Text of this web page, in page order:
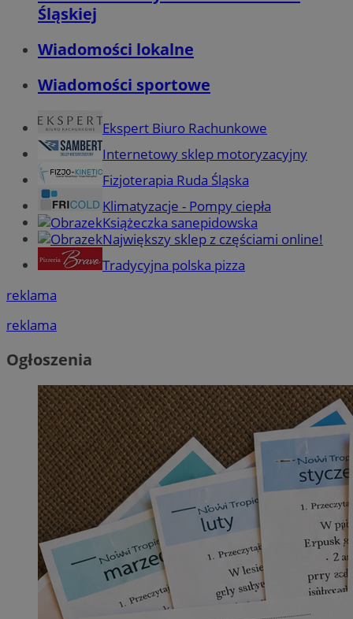
Śląskiej
Wiadomości lokalne
Wiadomości sportowe
Ekspert Biuro Rachunkowe
Internetowy sklep motoryzacyjny
Fizjoterapia Ruda Śląska
Klimatyzacje - Pompy ciepła
Książeczka sanepidowska
Największy sklep z częściami online!
Tradycyjna polska pizza
reklama
reklama
Ogłoszenia